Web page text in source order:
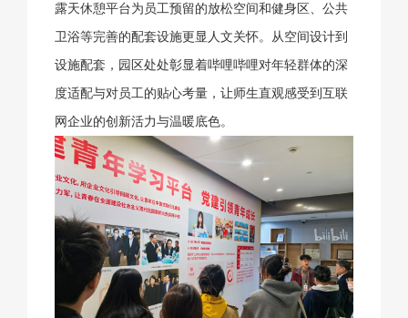
露天休憩平台为员工预留的放松空间和健身区、公共
卫浴等完善的配套设施更显人文关怀。从空间设计到
设施配套，园区处处彰显着哔哩哔哩对年轻群体的深
度适配与对员工的贴心考量，让师生直观感受到互联
网企业的创新活力与温暖底色。